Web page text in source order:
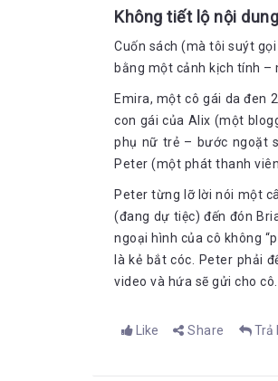
Không tiết lộ nội
Cuốn sách (mà tôi suýt
bằng một cảnh kịch tính –
Emira, một cô gái da đen
con gái của Alix (một
phụ nữ trẻ – bước ngoặt
Peter (một phát thanh
Peter từng lỡ lời nói một
(đang dự tiệc) đến đón
ngoại hình của cô không
là kẻ bắt cóc. Peter phải
video và hứa sẽ gửi cho cô.
Like Share Trả